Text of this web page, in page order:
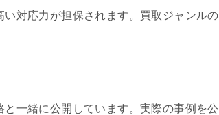
対応力が担保されます。買取ジャンルの
一緒に公開しています。実際の事例を公